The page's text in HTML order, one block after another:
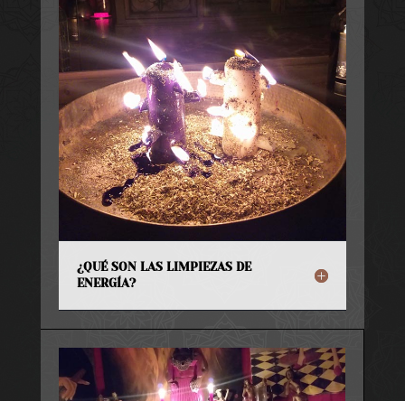
¿QUÉ SON LAS LIMPIEZAS DE
ENERGÍA?